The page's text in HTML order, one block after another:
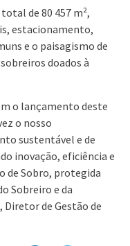
de 80 457 m²,
estacionamento,
e o paisagismo de
doados à
o lançamento deste
o nosso
sustentável e de
inovação, eficiência e
de Sobro, protegida
Sobreiro e da
Diretor de Gestão de